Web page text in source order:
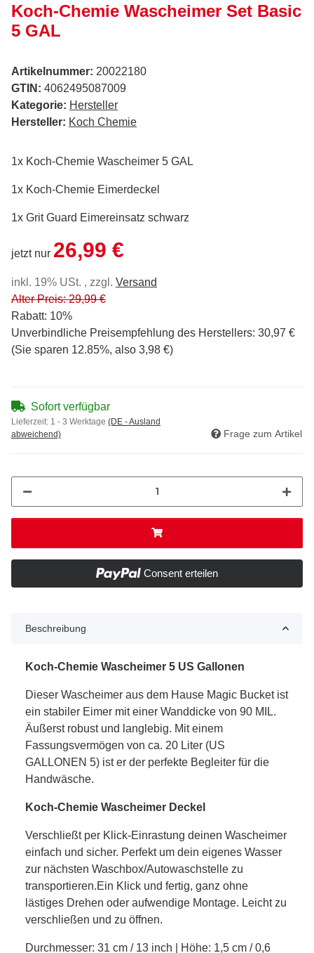
Koch-Chemie Wascheimer Set Basic
5 GAL
Artikelnummer: 20022180
GTIN: 4062495087009
Kategorie: Hersteller
Hersteller: Koch Chemie
1x Koch-Chemie Wascheimer 5 GAL
1x Koch-Chemie Eimerdeckel
1x Grit Guard Eimereinsatz schwarz
jetzt nur 26,99 €
inkl. 19% USt. , zzgl. Versand
Alter Preis: 29,99 €
Rabatt: 10%
Unverbindliche Preisempfehlung des Herstellers: 30,97 €
(Sie sparen 12.85%, also 3,98 €)
Sofort verfügbar
Lieferzeit: 1 - 3 Werktage (DE - Ausland
abweichend)
Frage zum Artikel
Consent erteilen
Beschreibung
Koch-Chemie Wascheimer 5 US Gallonen
Dieser Wascheimer aus dem Hause Magic Bucket ist
ein stabiler Eimer mit einer Wanddicke von 90 MIL.
Äußerst robust und langlebig. Mit einem
Fassungsvermögen von ca. 20 Liter (US
GALLONEN 5) ist er der perfekte Begleiter für die
Handwäsche.
Koch-Chemie Wascheimer Deckel
Verschließt per Klick-Einrastung deinen Wascheimer
einfach und sicher. Perfekt um dein eigenes Wasser
zur nächsten Waschbox/Autowaschstelle zu
transportieren.Ein Klick und fertig, ganz ohne
lästiges Drehen oder aufwendige Montage. Leicht zu
verschließen und zu öffnen.
Durchmesser: 31 cm / 13 inch | Höhe: 1,5 cm / 0,6